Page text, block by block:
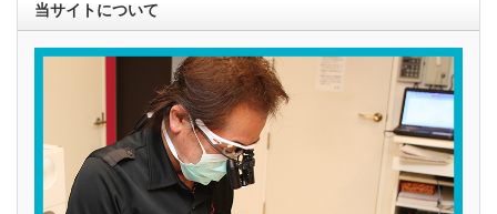
当サイトについて